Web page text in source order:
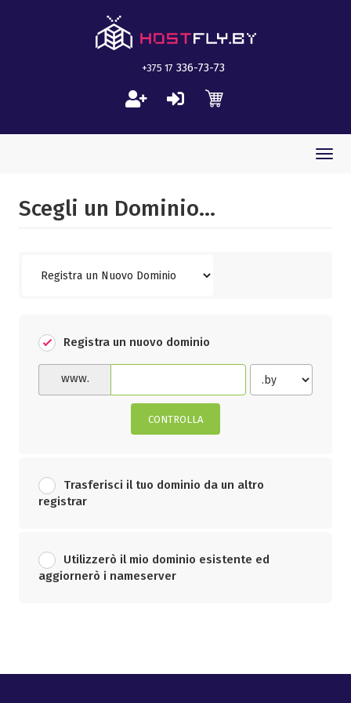
+375 17 336-73-73
Scegli un Dominio...
Registra un nuovo dominio
www.
CONTROLLA
Trasferisci il tuo dominio da un altro
registrar
Utilizzerò il mio dominio esistente ed
aggiornerò i nameserver